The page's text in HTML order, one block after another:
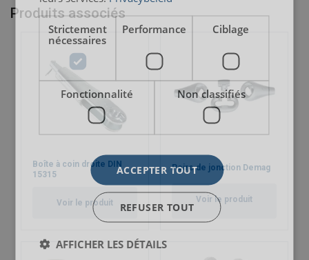
Produits associés
Boîte à coin droite DIN
15315
Voir le produit
Poire de jonction Demag
Voir le produit
Strictement
nécessaires
Performance Ciblage
Fonctionnalité Non classifiés
ACCEPTER TOUT
REFUSER TOUT
AFFICHER LES DÉTAILS